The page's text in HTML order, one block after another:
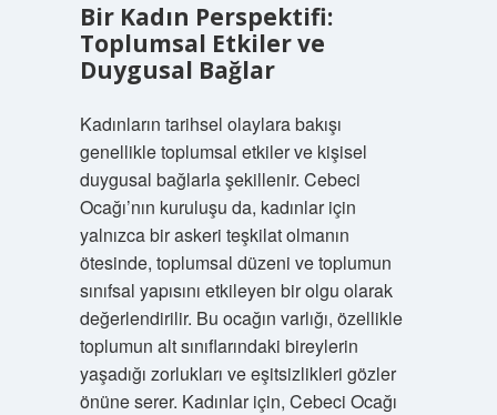
Bir Kadın Perspektifi:
Toplumsal Etkiler ve
Duygusal Bağlar
Kadınların tarihsel olaylara bakışı
genellikle toplumsal etkiler ve kişisel
duygusal bağlarla şekillenir. Cebeci
Ocağı’nın kuruluşu da, kadınlar için
yalnızca bir askeri teşkilat olmanın
ötesinde, toplumsal düzeni ve toplumun
sınıfsal yapısını etkileyen bir olgu olarak
değerlendirilir. Bu ocağın varlığı, özellikle
toplumun alt sınıflarındaki bireylerin
yaşadığı zorlukları ve eşitsizlikleri gözler
önüne serer. Kadınlar için, Cebeci Ocağı